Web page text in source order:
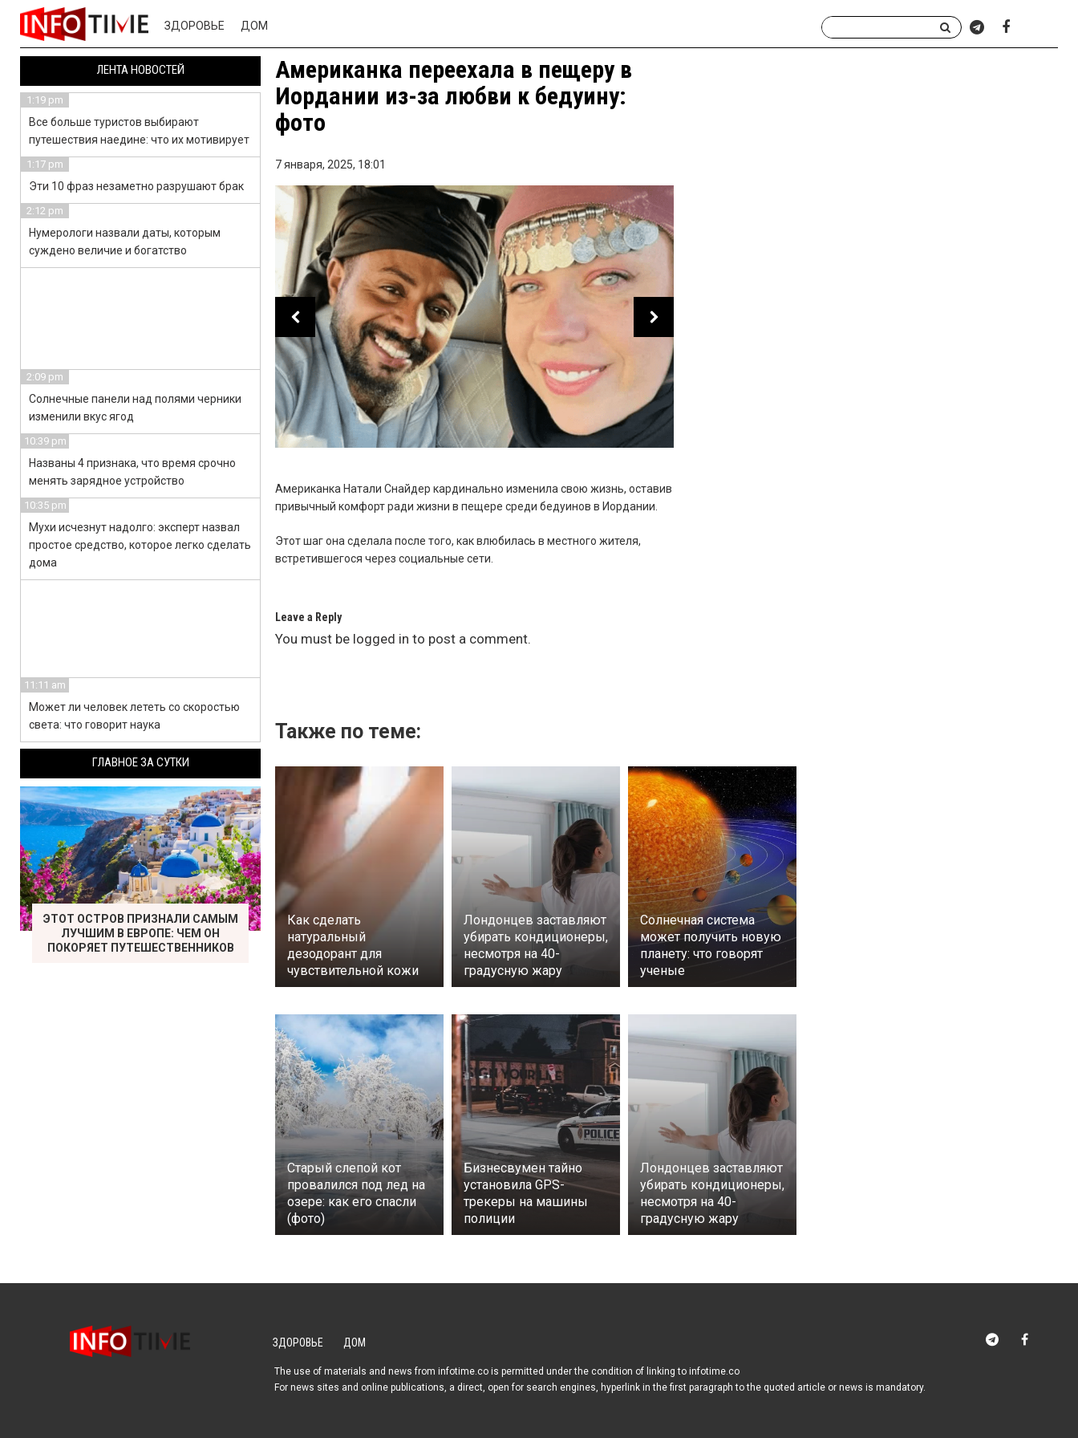
ЗДОРОВЬЕ ДОМ
Американка переехала в пещеру в
Иордании из-за любви к бедуину:
фото
7 января, 2025, 18:01
Американка Натали Снайдер кардинально изменила свою жизнь, оставив
привычный комфорт ради жизни в пещере среди бедуинов в Иордании.
Этот шаг она сделала после того, как влюбилась в местного жителя,
встретившегося через социальные сети.
Leave a Reply
You must be logged in to post a comment.
Также по теме:
Как сделать
натуральный
дезодорант для
чувствительной кожи
Лондонцев заставляют
убирать кондиционеры,
несмотря на 40-
градусную жару
Солнечная система
может получить новую
планету: что говорят
ученые
Старый слепой кот
провалился под лед на
озере: как его спасли
(фото)
Бизнесвумен тайно
установила GPS-
трекеры на машины
полиции
Лондонцев заставляют
убирать кондиционеры,
несмотря на 40-
градусную жару
ЛЕНТА НОВОСТЕЙ
1:19 pm
Все больше туристов выбирают
путешествия наедине: что их мотивирует
1:17 pm
Эти 10 фраз незаметно разрушают брак
2:12 pm
Нумерологи назвали даты, которым
суждено величие и богатство
2:09 pm
Солнечные панели над полями черники
изменили вкус ягод
10:39 pm
Названы 4 признака, что время срочно
менять зарядное устройство
10:35 pm
Мухи исчезнут надолго: эксперт назвал
простое средство, которое легко сделать
дома
11:11 am
Может ли человек лететь со скоростью
света: что говорит наука
ГЛАВНОЕ ЗА СУТКИ
ЭТОТ ОСТРОВ ПРИЗНАЛИ САМЫМ
ЛУЧШИМ В ЕВРОПЕ: ЧЕМ ОН
ПОКОРЯЕТ ПУТЕШЕСТВЕННИКОВ
ЗДОРОВЬЕ ДОМ
The use of materials and news from infotime.co is permitted under the condition of linking to infotime.co
For news sites and online publications, a direct, open for search engines, hyperlink in the first paragraph to the quoted article or news is mandatory.